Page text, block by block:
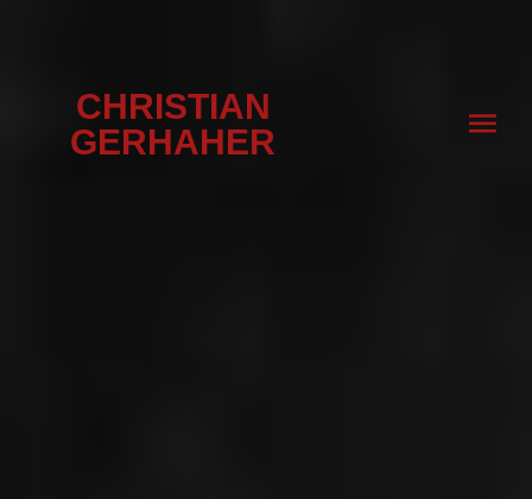
CHRISTIAN
GERHAHER